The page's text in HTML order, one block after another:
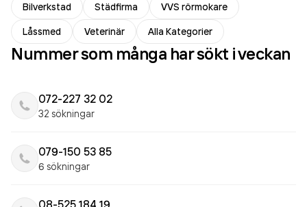
Bilverkstad
Städfirma
VVS rörmokare
Låssmed
Veterinär Alla Kategorier
Nummer som många har sökt i veckan
072-227 32 02
32 sökningar
079-150 53 85
6 sökningar
08-525 184 19